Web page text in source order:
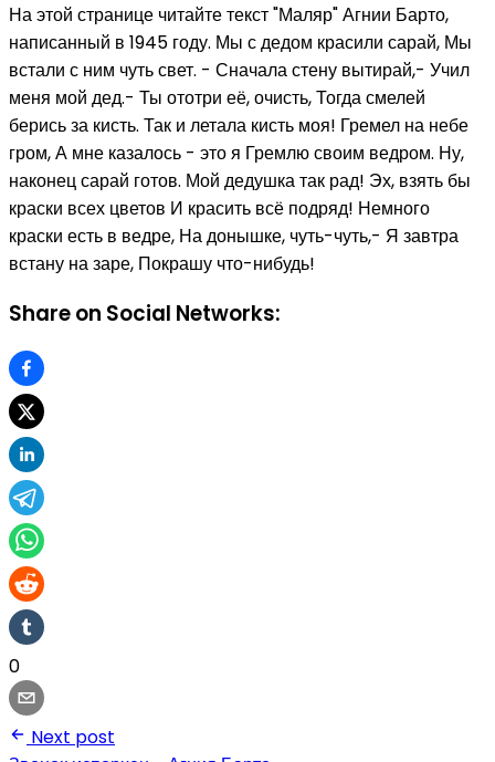
На этой странице читайте текст "Маляр" Агнии Барто,
написанный в 1945 году. Мы с дедом красили сарай, Мы
встали с ним чуть свет. - Сначала стену вытирай,- Учил
меня мой дед.- Ты ототри её, очисть, Тогда смелей
берись за кисть. Так и летала кисть моя! Гремел на небе
гром, А мне казалось - это я Гремлю своим ведром. Ну,
наконец сарай готов. Мой дедушка так рад! Эх, взять бы
краски всех цветов И красить всё подряд! Немного
краски есть в ведре, На донышке, чуть-чуть,- Я завтра
встану на заре, Покрашу что-нибудь!
Share on Social Networks:
0
Next post